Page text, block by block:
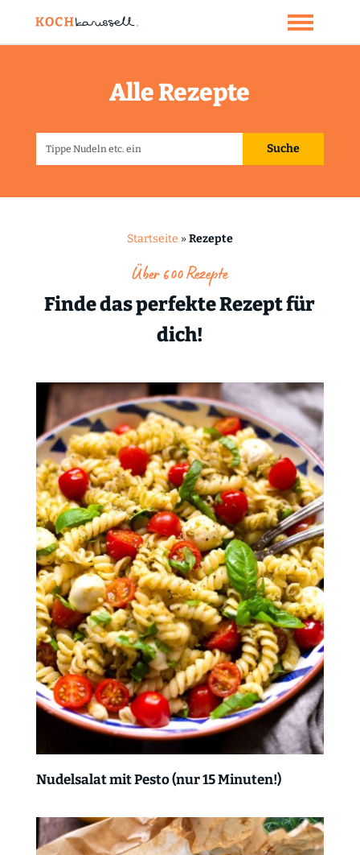
Alle Rezepte
Startseite »Rezepte
Über 600 Rezepte
Finde das perfekte Rezept für
dich!
Nudelsalat mit Pesto (nur 15 Minuten!)